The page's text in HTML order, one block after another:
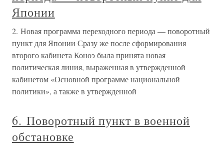
Японии
2. Новая программа переходного периода — поворотный
пункт для Японии Сразу же после сформирования
второго кабинета Коноэ была принята новая
политическая линия, выраженная в утвержденной
кабинетом «Основной программе национальной
политики», а также в утвержденной
6. Поворотный пункт в военной
обстановке